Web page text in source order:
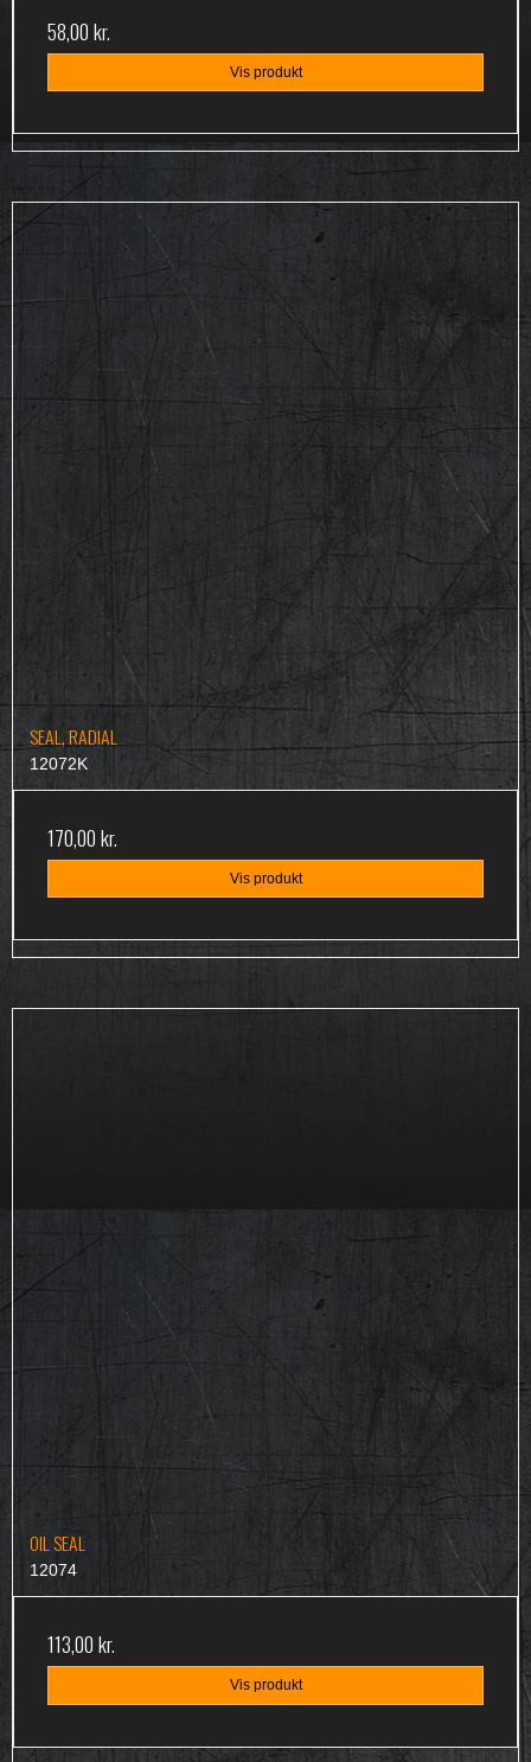
58,00 kr.
Vis produkt
SEAL, RADIAL
12072K
170,00 kr.
Vis produkt
OIL SEAL
12074
113,00 kr.
Vis produkt